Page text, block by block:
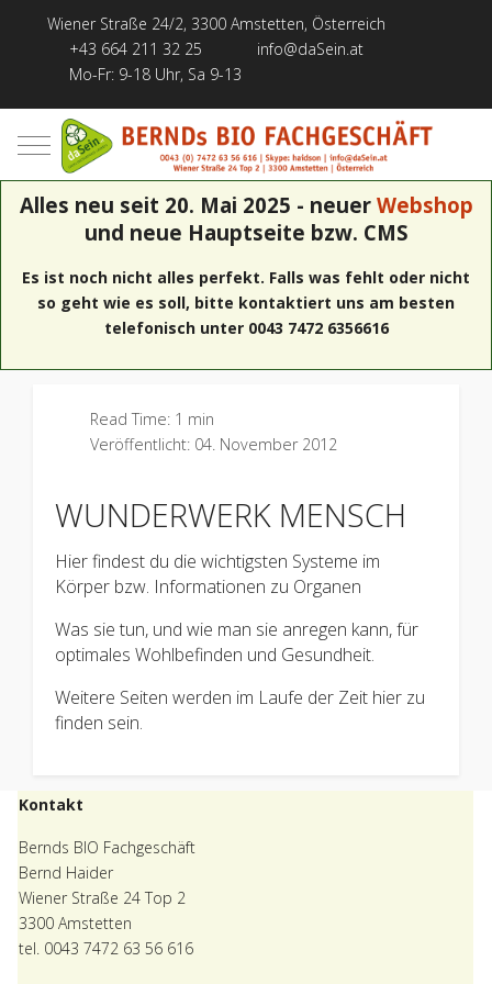
Wiener Straße 24/2, 3300 Amstetten, Österreich
+43 664 211 32 25
info@daSein.at
Mo-Fr: 9-18 Uhr, Sa 9-13
Mobile Menu Toggle
Alles neu seit 20. Mai 2025 - neuer Webshop
und neue Hauptseite bzw. CMS
Es ist noch nicht alles perfekt. Falls was fehlt oder nicht
so geht wie es soll, bitte kontaktiert uns am besten
telefonisch unter 0043 7472 6356616
Read Time: 1 min
Veröffentlicht: 04. November 2012
WUNDERWERK MENSCH
Hier findest du die wichtigsten Systeme im
Körper bzw. Informationen zu Organen
Was sie tun, und wie man sie anregen kann, für
optimales Wohlbefinden und Gesundheit.
Weitere Seiten werden im Laufe der Zeit hier zu
finden sein.
Kontakt
Bernds BIO Fachgeschäft
Bernd Haider
Wiener Straße 24 Top 2
3300 Amstetten
tel. 0043 7472 63 56 616